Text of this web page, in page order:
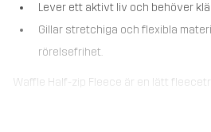
Lever ett aktivt liv och behöver
Gillar stretchiga och flexibla
rörelsefrihet.
Waffle Half-zip Fleece är en lätt